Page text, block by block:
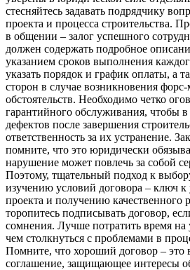
стесняйтесь задавать подрядчику
проекта и процесса строительства.
в общении – залог успешного
должен содержать подробное
указанием сроков выполнения
указать порядок и график оплаты, а
сторон в случае возникновения
обстоятельств. Необходимо четко
гарантийного обслуживания, чтобы
дефектов после завершения
ответственность за их устранение.
помните, что это юридически
нарушение может повлечь за собой
Поэтому, тщательный подход к
изучению условий договора – ключ
проекта и получению качественного
торопитесь подписывать договор,
сомнения. Лучше потратить время на
чем столкнуться с проблемами в
Помните, что хороший договор – это
соглашение, защищающее интересы